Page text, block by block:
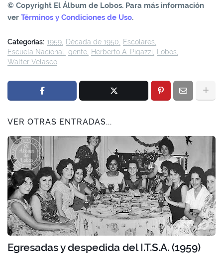
© Copyright El Álbum de Lobos. Para más información
ver Términos y Condiciones de Uso.
Categorías: 1959 Década de 1950
Escolares
Escuela Nacional
gente Herberto A. Pigazzi
Lobos
Walter Velasco
VER OTRAS ENTRADAS...
Egresadas y despedida del I.T.S.A. (1959)